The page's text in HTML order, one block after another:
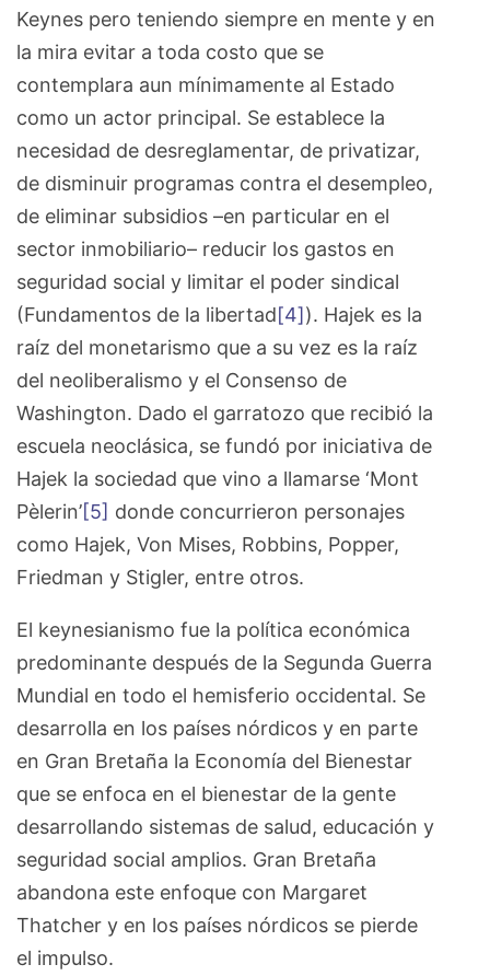
Keynes pero teniendo siempre en mente y en
la mira evitar a toda costo que se
contemplara aun mínimamente al Estado
como un actor principal. Se establece la
necesidad de desreglamentar, de privatizar,
de disminuir programas contra el desempleo,
de eliminar subsidios –en particular en el
sector inmobiliario– reducir los gastos en
seguridad social y limitar el poder sindical
(Fundamentos de la libertad[4]). Hajek es la
raíz del monetarismo que a su vez es la raíz
del neoliberalismo y el Consenso de
Washington. Dado el garratozo que recibió la
escuela neoclásica, se fundó por iniciativa de
Hajek la sociedad que vino a llamarse ‘Mont
Pèlerin’[5] donde concurrieron personajes
como Hajek, Von Mises, Robbins, Popper,
Friedman y Stigler, entre otros.
El keynesianismo fue la política económica
predominante después de la Segunda Guerra
Mundial en todo el hemisferio occidental. Se
desarrolla en los países nórdicos y en parte
en Gran Bretaña la Economía del Bienestar
que se enfoca en el bienestar de la gente
desarrollando sistemas de salud, educación y
seguridad social amplios. Gran Bretaña
abandona este enfoque con Margaret
Thatcher y en los países nórdicos se pierde
el impulso.